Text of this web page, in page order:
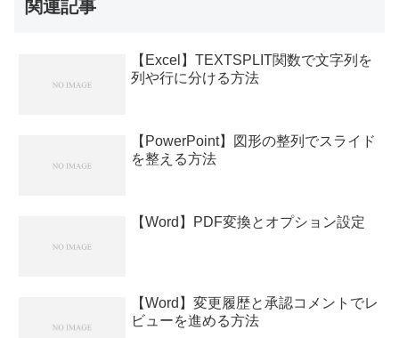
関連記事
【Excel】TEXTSPLIT関数で文字列を
列や行に分ける方法
【PowerPoint】図形の整列でスライド
を整える方法
【Word】PDF変換とオプション設定
【Word】変更履歴と承認コメントでレ
ビューを進める方法